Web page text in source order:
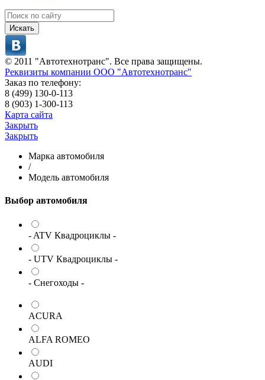
Искать
© 2011 "Автотехнотранс". Все права защищены.
Реквизиты компании ООО "Автотехнотранс"
Заказ по телефону:
8 (499) 130-0-113
8 (903) 1-300-113
Карта сайта
Закрыть
Закрыть
Марка автомобиля
/
Модель автомобиля
Выбор автомобиля
- ATV Квадроциклы -
- UTV Квадроциклы -
- Снегоходы -
ACURA
ALFA ROMEO
AUDI